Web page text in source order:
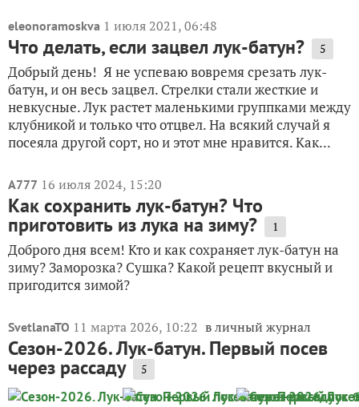
eleonoramoskva 1 июля 2021, 06:48
Что делать, если зацвел лук-батун? 5
Добрый день! Я не успеваю вовремя срезать лук-
батун, и он весь зацвел. Стрелки стали жесткие и
невкусные. Лук растет маленькими группками между
клубникой и только что отцвел. На всякий случай я
посеяла другой сорт, но и этот мне нравится. Как...
A777 16 июля 2024, 15:20
Как сохранить лук-батун? Что
приготовить из лука на зиму? 1
Доброго дня всем! Кто и как сохраняет лук-батун на
зиму? Заморозка? Сушка? Какой рецепт вкусный и
пригодится зимой?
SvetlanaTO 11 марта 2026, 10:22 в личный журнал
Сезон-2026. Лук-батун. Первый посев
через рассаду 5